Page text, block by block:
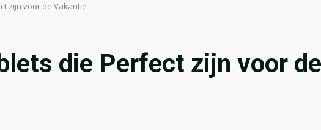
zijn voor de Vakantie
die Perfect zijn voor de